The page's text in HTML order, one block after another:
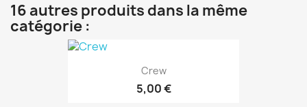
16 autres produits dans la même
catégorie :
Crew
5,00 €